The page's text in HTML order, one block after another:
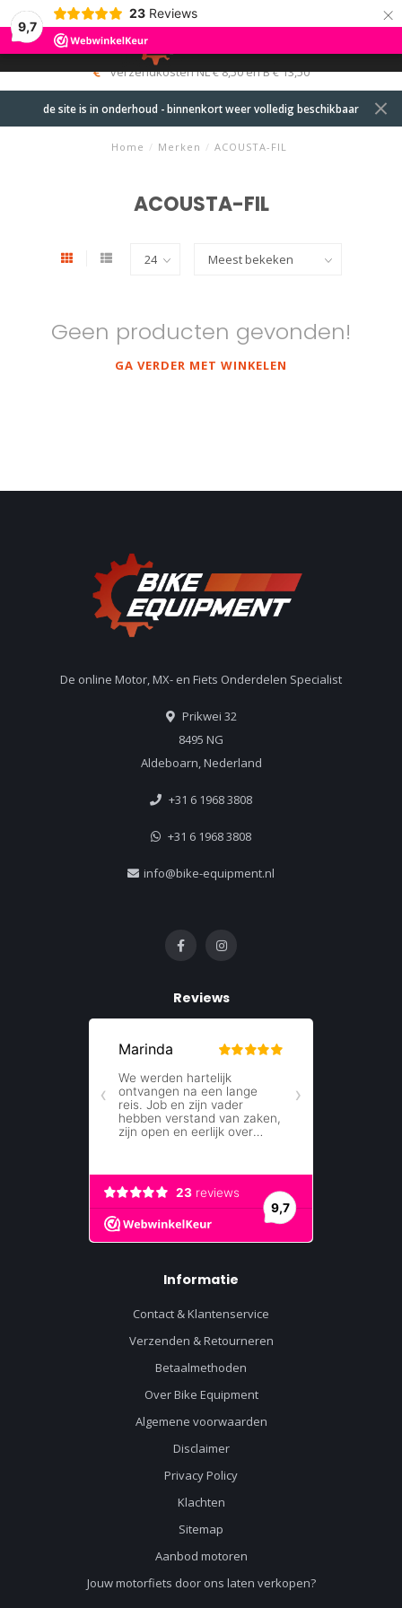
9,7
23 Reviews ×
MENU
0
verzendkosten NL € 8,50 en B € 13,50
de site is in onderhoud - binnenkort weer volledig beschikbaar
Home / Merken / ACOUSTA-FIL
ACOUSTA-FIL
Geen producten gevonden!
GA VERDER MET WINKELEN
De online Motor, MX- en Fiets Onderdelen Specialist
Prikwei 32
8495 NG
Aldeboarn, Nederland
+31 6 1968 3808
+31 6 1968 3808
info@bike-equipment.nl
Reviews
Informatie
Contact & Klantenservice
Verzenden & Retourneren
Betaalmethoden
Over Bike Equipment
Algemene voorwaarden
Disclaimer
Privacy Policy
Klachten
Sitemap
Aanbod motoren
Jouw motorfiets door ons laten verkopen?